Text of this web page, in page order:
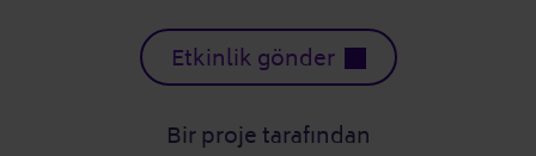
Etkinlik gönder
Bir proje tarafından